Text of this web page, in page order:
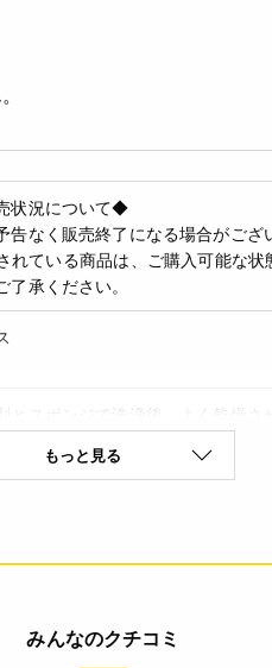
状況について◆
告なく販売終了になる場合がござ
れている商品は、ご購入可能な
承ください。
とスポンジで洗浄後、よく乾燥さ
もっと見る
みんなのクチコミ